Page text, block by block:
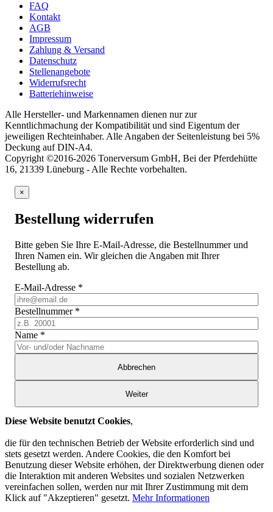
FAQ
Kontakt
AGB
Impressum
Zahlung & Versand
Datenschutz
Stellenangebote
Widerrufsrecht
Batteriehinweise
Alle Hersteller- und Markennamen dienen nur zur
Kenntlichmachung der Kompatibilität und sind Eigentum der
jeweiligen Rechteinhaber. Alle Angaben der Seitenleistung bei 5%
Deckung auf DIN-A4.
Copyright ©2016-2026 Tonerversum GmbH, Bei der Pferdehütte
16, 21339 Lüneburg - Alle Rechte vorbehalten.
×
Bestellung widerrufen
Bitte geben Sie Ihre E-Mail-Adresse, die Bestellnummer und
Ihren Namen ein. Wir gleichen die Angaben mit Ihrer
Bestellung ab.
E-Mail-Adresse *
Bestellnummer *
Name *
Abbrechen
Weiter
Diese Website benutzt Cookies,
die für den technischen Betrieb der Website erforderlich sind und
stets gesetzt werden. Andere Cookies, die den Komfort bei
Benutzung dieser Website erhöhen, der Direktwerbung dienen oder
die Interaktion mit anderen Websites und sozialen Netzwerken
vereinfachen sollen, werden nur mit Ihrer Zustimmung mit dem
Klick auf "Akzeptieren" gesetzt. Mehr Informationen